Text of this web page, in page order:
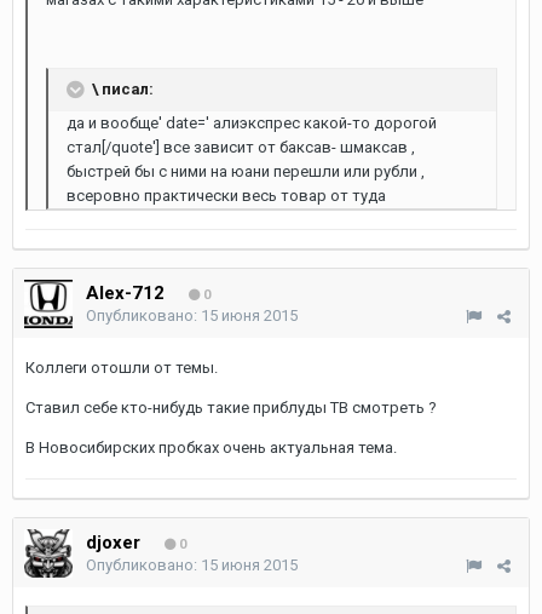
\ писал:
да и вообще' date=' алиэкспрес какой-то дорогой
стал[/quote'] все зависит от баксав- шмаксав ,
быстрей бы с ними на юани перешли или рубли ,
всеровно практически весь товар от туда
Alex-712 0
Опубликовано: 15 июня 2015
Коллеги отошли от темы.
Ставил себе кто-нибудь такие приблуды ТВ смотреть ?
В Новосибирских пробках очень актуальная тема.
djoxer 0
Опубликовано: 15 июня 2015